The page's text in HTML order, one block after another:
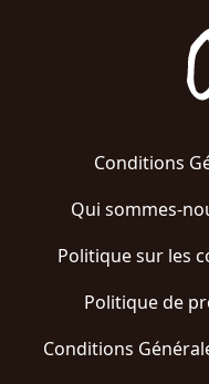
Conditions
Qui sommes-
Politique sur les
Politique de
Conditions